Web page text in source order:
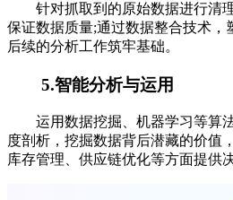
针对抓取到的原始数据进行清理
保证数据质量;通过数据整合技术，
后续的分析工作筑牢基础。
5.智能分析与运用
运用数据挖掘、机器学习等算
度剖析，挖掘数据背后潜藏的价值
库存管理、供应链优化等方面提供